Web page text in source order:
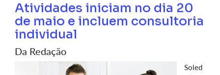
Atividades iniciam no dia 20
de maio e incluem consultoria
individual
Da Redação
Soled